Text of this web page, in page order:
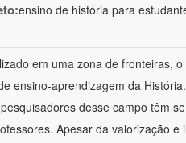
ensino de história para
em uma zona de fronteiras,
ensino-aprendizagem da
desse campo têm
Apesar da valorização e